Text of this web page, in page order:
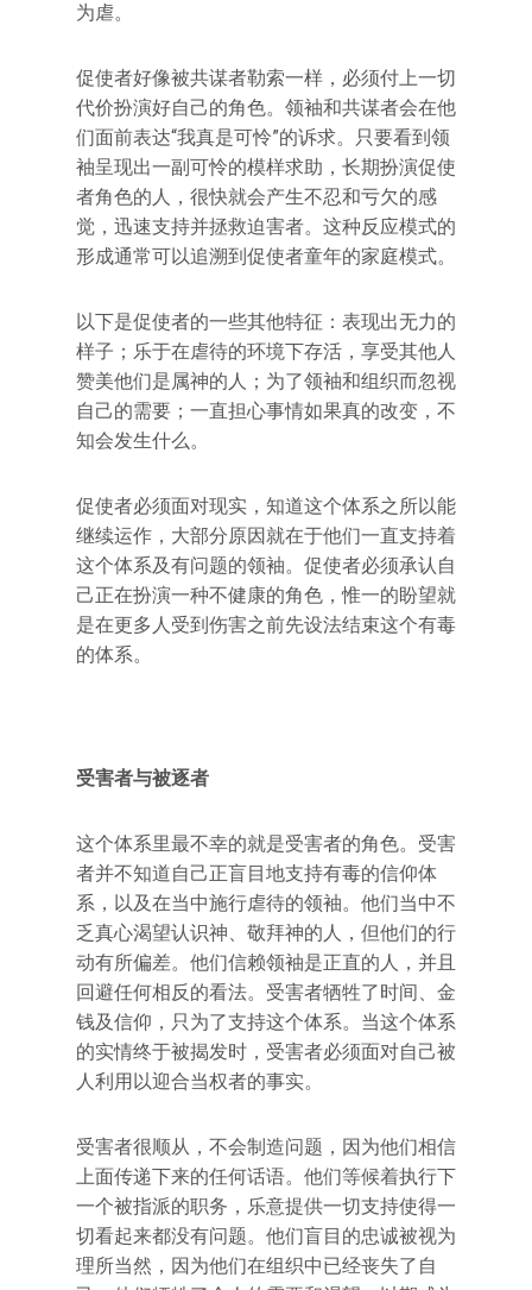
为虐。
促使者好像被共谋者勒索一样，必须付上一切
代价扮演好自己的角色。领袖和共谋者会在他
们面前表达“我真是可怜”的诉求。只要看到领
袖呈现出一副可怜的模样求助，长期扮演促使
者角色的人，很快就会产生不忍和亏欠的感
觉，迅速支持并拯救迫害者。这种反应模式的
形成通常可以追溯到促使者童年的家庭模式。
以下是促使者的一些其他特征：表现出无力的
样子；乐于在虐待的环境下存活，享受其他人
赞美他们是属神的人；为了领袖和组织而忽视
自己的需要；一直担心事情如果真的改变，不
知会发生什么。
促使者必须面对现实，知道这个体系之所以能
继续运作，大部分原因就在于他们一直支持着
这个体系及有问题的领袖。促使者必须承认自
己正在扮演一种不健康的角色，惟一的盼望就
是在更多人受到伤害之前先设法结束这个有毒
的体系。
受害者与被逐者
这个体系里最不幸的就是受害者的角色。受害
者并不知道自己正盲目地支持有毒的信仰体
系，以及在当中施行虐待的领袖。他们当中不
乏真心渴望认识神、敬拜神的人，但他们的行
动有所偏差。他们信赖领袖是正直的人，并且
回避任何相反的看法。受害者牺牲了时间、金
钱及信仰，只为了支持这个体系。当这个体系
的实情终于被揭发时，受害者必须面对自己被
人利用以迎合当权者的事实。
受害者很顺从，不会制造问题，因为他们相信
上面传递下来的任何话语。他们等候着执行下
一个被指派的职务，乐意提供一切支持使得一
切看起来都没有问题。他们盲目的忠诚被视为
理所当然，因为他们在组织中已经丧失了自